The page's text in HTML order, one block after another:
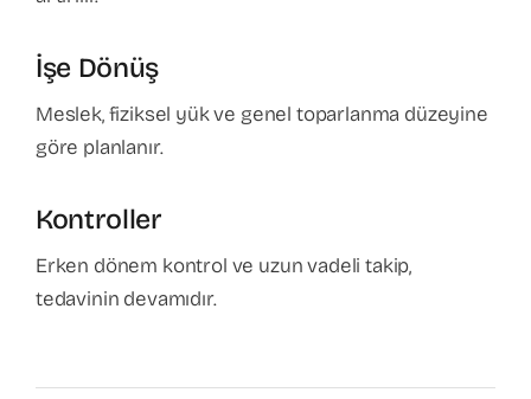
İşe Dönüş
Meslek, fiziksel yük ve genel toparlanma düzeyine
göre planlanır.
Kontroller
Erken dönem kontrol ve uzun vadeli takip,
tedavinin devamıdır.